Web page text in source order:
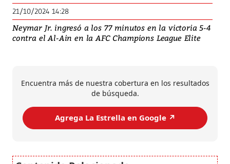
21/10/2024 14:28
Neymar Jr. ingresó a los 77 minutos en la victoria 5-4
contra el Al-Ain en la AFC Champions League Elite
Encuentra más de nuestra cobertura en los resultados
de búsqueda.
Agrega La Estrella en Google ↗️